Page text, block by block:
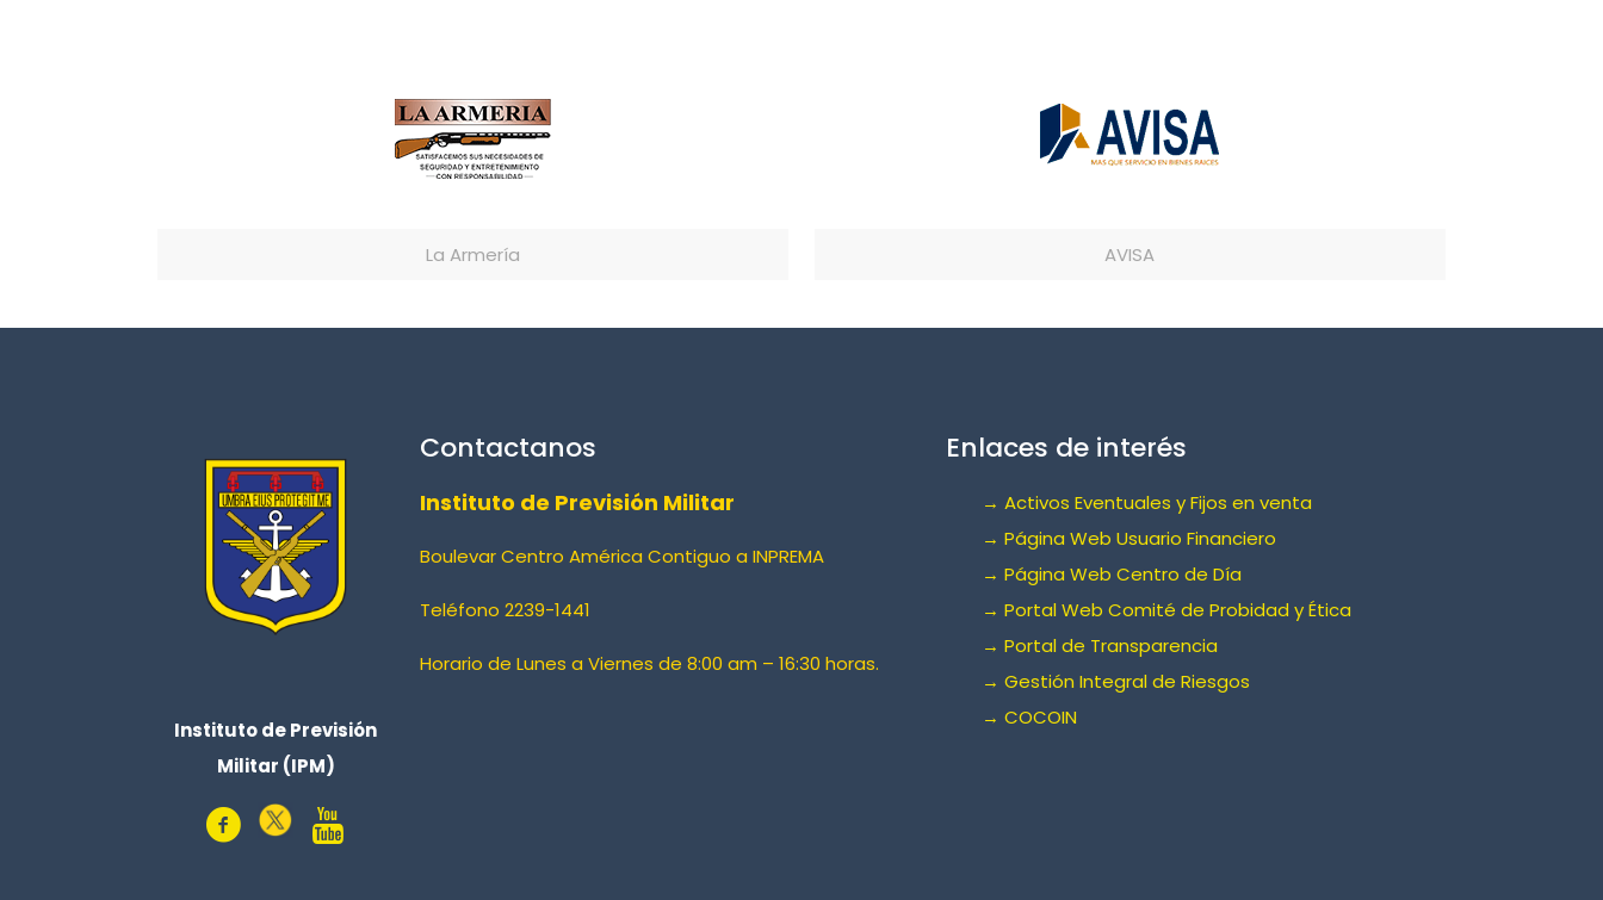
La Armería AVISA
Instituto de Previsión
Militar (IPM)
Contactanos
Instituto de Previsión Militar
Boulevar Centro América Contiguo a INPREMA
Teléfono 2239-1441
Horario de Lunes a Viernes de 8:00 am – 16:30 horas.
Enlaces de interés
→ Activos Eventuales y Fijos en venta
→ Página Web Usuario Financiero
→ Página Web Centro de Día
→ Portal Web Comité de Probidad y Ética
→ Portal de Transparencia
→ Gestión Integral de Riesgos
→ COCOIN